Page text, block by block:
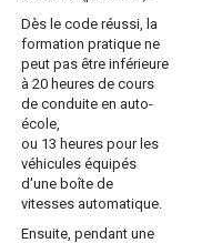
Dès le code réussi, la
formation pratique ne
peut pas être inférieure
à 20 heures de cours
de conduite en auto-
école,
ou 13 heures pour les
véhicules équipés
d'une boîte de
vitesses automatique.
Ensuite, pendant une